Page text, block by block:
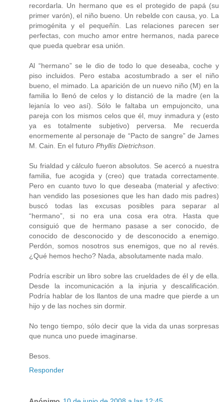
recordarla. Un hermano que es el protegido de papá (su
primer varón), el niño bueno. Un rebelde con causa, yo. La
primogénita y el pequeñín. Las relaciones parecen ser
perfectas, con mucho amor entre hermanos, nada parece
que pueda quebrar esa unión.
Al “hermano” se le dio de todo lo que deseaba, coche y
piso incluidos. Pero estaba acostumbrado a ser el niño
bueno, el mimado. La aparición de un nuevo niño (M) en la
familia lo llenó de celos y lo distanció de la madre (en la
lejanía lo veo así). Sólo le faltaba un empujoncito, una
pareja con los mismos celos que él, muy inmadura y (esto
ya es totalmente subjetivo) perversa. Me recuerda
enormemente al personaje de “Pacto de sangre” de James
M. Cain. En el futuro Phyllis Dietrichson
Su frialdad y cálculo fueron absolutos. Se acercó a nuestra
familia, fue acogida y (creo) que tratada correctamente.
Pero en cuanto tuvo lo que deseaba (material y afectivo:
han vendido las posesiones que les han dado mis padres)
buscó todas las excusas posibles para separar al
“hermano”, si no era una cosa era otra. Hasta que
consiguió que de hermano pasase a ser conocido, de
conocido de desconocido y de desconocido a enemigo.
Perdón, somos nosotros sus enemigos, que no al revés.
¿Qué hemos hecho? Nada, absolutamente nada malo.
Podría escribir un libro sobre las crueldades de él y de ella.
Desde la incomunicación a la injuria y descalificación.
Podría hablar de los llantos de una madre que pierde a un
hijo y de las noches sin dormir.
No tengo tiempo, sólo decir que la vida da unas sorpresas
que nunca uno puede imaginarse.
Besos.
Responder